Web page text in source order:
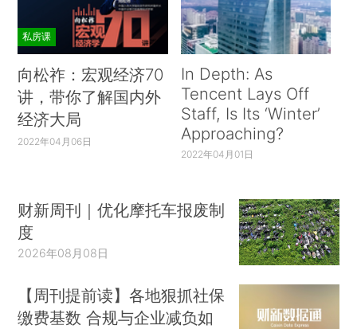
私房课
向松祚：宏观经济70
讲，带你了解国内外
经济大局
2022年04月06日
In Depth: As
Tencent Lays Off
Staff, Is Its ‘Winter’
Approaching?
2022年04月01日
财新周刊｜优化摩托车报废制
度
2026年08月08日
【周刊提前读】各地狠抓社保
缴费基数 合规与企业减负如